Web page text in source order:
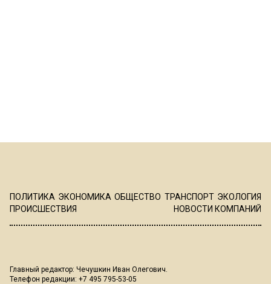
ПОЛИТИКА ЭКОНОМИКА ОБЩЕСТВО ТРАНСПОРТ ЭКОЛОГИЯ
ПРОИСШЕСТВИЯ
НОВОСТИ КОМПАНИЙ
Главный редактор: Чечушкин Иван Олегович.
Телефон редакции: +7 495 795-53-05